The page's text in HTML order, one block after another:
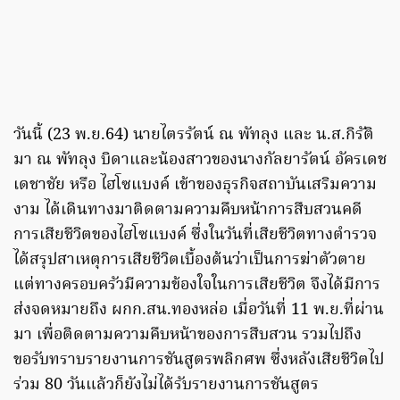
วันนี้ (23 พ.ย.64) นายไตรรัตน์ ณ พัทลุง และ น.ส.กิรัติ
มา ณ พัทลุง บิดาและน้องสาวของนางกัลยารัตน์ อัครเดช
เดชาชัย หรือ ไฮโซแบงค์ เข้าของธุรกิจสถาบันเสริมความ
งาม ได้เดินทางมาติดตามความคืบหน้าการสืบสวนคดี
การเสียชีวิตของไฮโซแบงค์ ซึ่งในวันที่เสียชีวิตทางตำรวจ
ได้สรุปสาเหตุการเสียชีวิตเบื้องต้นว่าเป็นการฆ่าตัวตาย
แต่ทางครอบครัวมีความข้องใจในการเสียชีวิต จึงได้มีการ
ส่งจดหมายถึง ผกก.สน.ทองหล่อ เมื่อวันที่ 11 พ.ย.ที่ผ่าน
มา เพื่อติดตามความคืบหน้าของการสืบสวน รวมไปถึง
ขอรับทราบรายงานการชันสูตรพลิกศพ ซึ่งหลังเสียชีวิตไป
ร่วม 80 วันแล้วก็ยังไม่ได้รับรายงานการชันสูตร